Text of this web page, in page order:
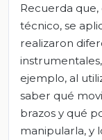
Recuerda
técnico, se
realizaron
ejemplo, al
saber qué
brazos y qué
manipularla, y